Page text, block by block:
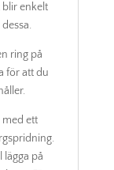
enkelt
ring på
för att du
ett
lägga på